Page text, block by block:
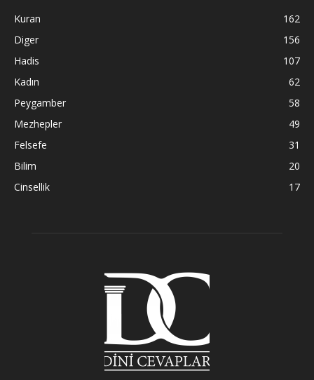
Kuran
162
Diger
156
Hadis
107
Kadın
62
Peygamber
58
Mezhepler
49
Felsefe
31
Bilim
20
Cinsellik
17